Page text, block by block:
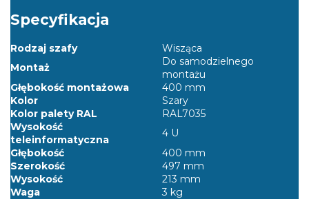
Specyfikacja
Rodzaj szafy
Wisząca
Montaż
Do samodzielnego
montażu
Głębokość montażowa
400 mm
Kolor
Szary
Kolor palety RAL
RAL7035
Wysokość
teleinformatyczna
4 U
Głębokość
400 mm
Szerokość
497 mm
Wysokość
213 mm
Waga
3 kg